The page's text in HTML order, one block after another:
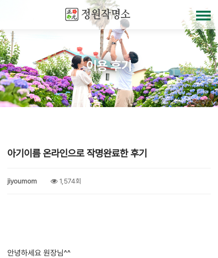
이용 후기
아기이름 온라인으로 작명완료한 후기
jiyoumom 1,574회
안녕하세요 원장님^^